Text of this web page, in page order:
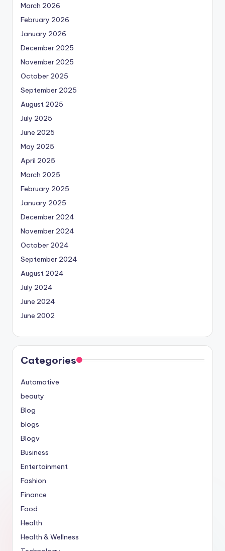
March 2026
February 2026
January 2026
December 2025
November 2025
October 2025
September 2025
August 2025
July 2025
June 2025
May 2025
April 2025
March 2025
February 2025
January 2025
December 2024
November 2024
October 2024
September 2024
August 2024
July 2024
June 2024
June 2002
Categories
Automotive
beauty
Blog
blogs
Blogv
Business
Entertainment
Fashion
Finance
Food
Health
Health & Wellness